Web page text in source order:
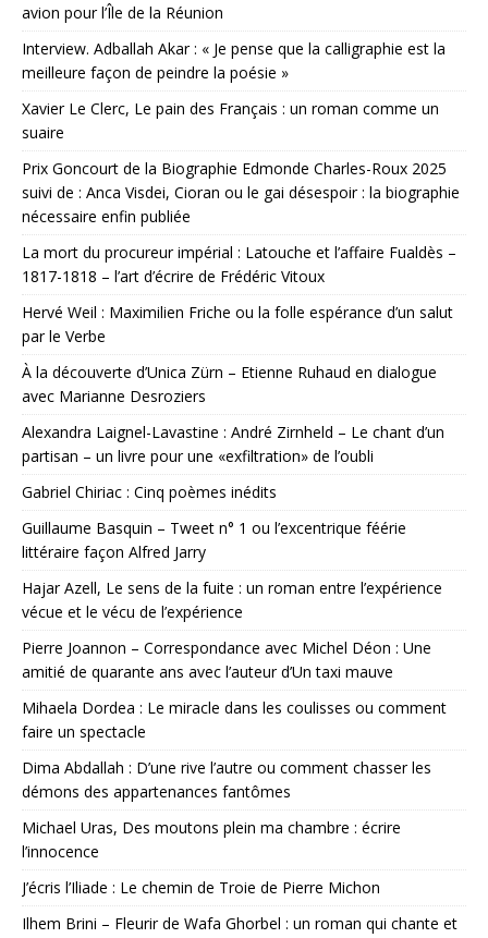
avion pour l’Île de la Réunion
Interview. Adballah Akar : « Je pense que la calligraphie est la
meilleure façon de peindre la poésie »
Xavier Le Clerc, Le pain des Français : un roman comme un
suaire
Prix Goncourt de la Biographie Edmonde Charles-Roux 2025
suivi de : Anca Visdei, Cioran ou le gai désespoir : la biographie
nécessaire enfin publiée
La mort du procureur impérial : Latouche et l’affaire Fualdès –
1817-1818 – l’art d’écrire de Frédéric Vitoux
Hervé Weil : Maximilien Friche ou la folle espérance d’un salut
par le Verbe
À la découverte d’Unica Zürn – Etienne Ruhaud en dialogue
avec Marianne Desroziers
Alexandra Laignel-Lavastine : André Zirnheld – Le chant d’un
partisan – un livre pour une «exfiltration» de l’oubli
Gabriel Chiriac : Cinq poèmes inédits
Guillaume Basquin – Tweet n° 1 ou l’excentrique féérie
littéraire façon Alfred Jarry
Hajar Azell, Le sens de la fuite : un roman entre l’expérience
vécue et le vécu de l’expérience
Pierre Joannon – Correspondance avec Michel Déon : Une
amitié de quarante ans avec l’auteur d’Un taxi mauve
Mihaela Dordea : Le miracle dans les coulisses ou comment
faire un spectacle
Dima Abdallah : D’une rive l’autre ou comment chasser les
démons des appartenances fantômes
Michael Uras, Des moutons plein ma chambre : écrire
l’innocence
J’écris l’Iliade : Le chemin de Troie de Pierre Michon
Ilhem Brini – Fleurir de Wafa Ghorbel : un roman qui chante et